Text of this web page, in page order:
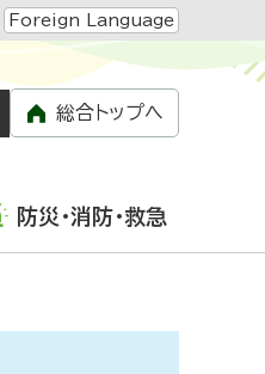
Foreign Language
総合トップへ
防災・消防・救急